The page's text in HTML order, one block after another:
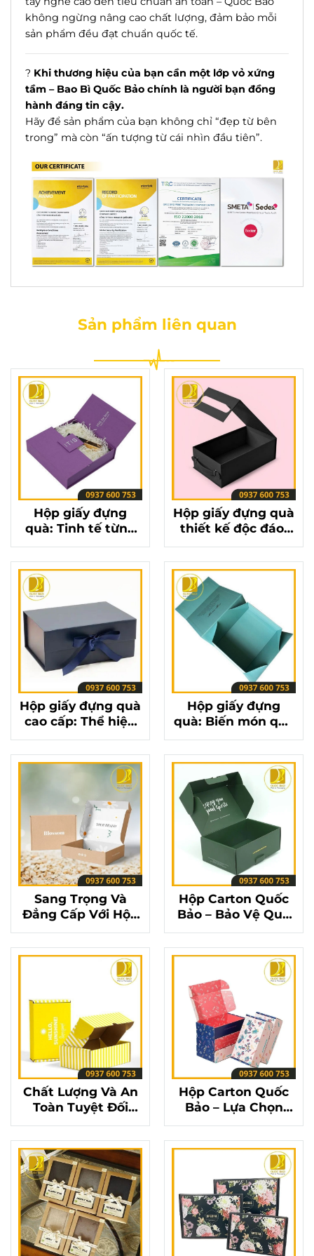
không ngừng nâng cao chất lượng, đảm bảo mỗi
sản phẩm đều đạt chuẩn quốc tế.
? Khi thương hiệu của bạn cần một lớp vỏ xứng
tầm – Bao Bì Quốc Bảo chính là người bạn đồng
hành đáng tin cậy.
Hãy để sản phẩm của bạn không chỉ “đẹp từ bên
trong” mà còn “ấn tượng từ cái nhìn đầu tiên”.
Sản phẩm liên quan
Hộp giấy đựng
quà: Tinh tế từng
đường nét, nâng
tầm món quà của
bạn
Hộp giấy đựng quà
thiết kế độc đáo,
làm say đắm mọi
ánh nhìn
Hộp giấy đựng quà
cao cấp: Thể hiện
sự tinh tế và sang
trọng
Hộp giấy đựng
quà: Biến món quà
trở nên ý nghĩa
hơn bao giờ hết
Sang Trọng Và
Đẳng Cấp Với Hộp
Carton Đựng Quà
Quốc Bảo
Hộp Carton Quốc
Bảo – Bảo Vệ Quà
Tặng, Trọn Vẹn Yêu
Thương
Chất Lượng Và An
Toàn Tuyệt Đối
Cùng Hộp Carton
Đựng Quà Quốc
Bảo
Hộp Carton Quốc
Bảo – Lựa Chọn
Hoàn Hảo Cho Mọi
Dịp Đặc Biệt